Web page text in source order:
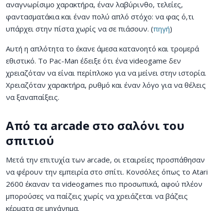
αναγνωρίσιμο χαρακτήρα, έναν λαβύρινθο, τελείες,
φαντασματάκια και έναν πολύ απλό στόχο: να φας ό,τι
υπάρχει στην πίστα χωρίς να σε πιάσουν. (πηγή)
Αυτή η απλότητα το έκανε άμεσα κατανοητό και τρομερά
εθιστικό. Το Pac-Man έδειξε ότι ένα videogame δεν
χρειαζόταν να είναι περίπλοκο για να μείνει στην ιστορία.
Χρειαζόταν χαρακτήρα, ρυθμό και έναν λόγο για να θέλεις
να ξαναπαίξεις.
Από τα arcade στο σαλόνι του
σπιτιού
Μετά την επιτυχία των arcade, οι εταιρείες προσπάθησαν
να φέρουν την εμπειρία στο σπίτι. Κονσόλες όπως το Atari
2600 έκαναν τα videogames πιο προσωπικά, αφού πλέον
μπορούσες να παίζεις χωρίς να χρειάζεται να βάζεις
κέρματα σε μηχάνημα.